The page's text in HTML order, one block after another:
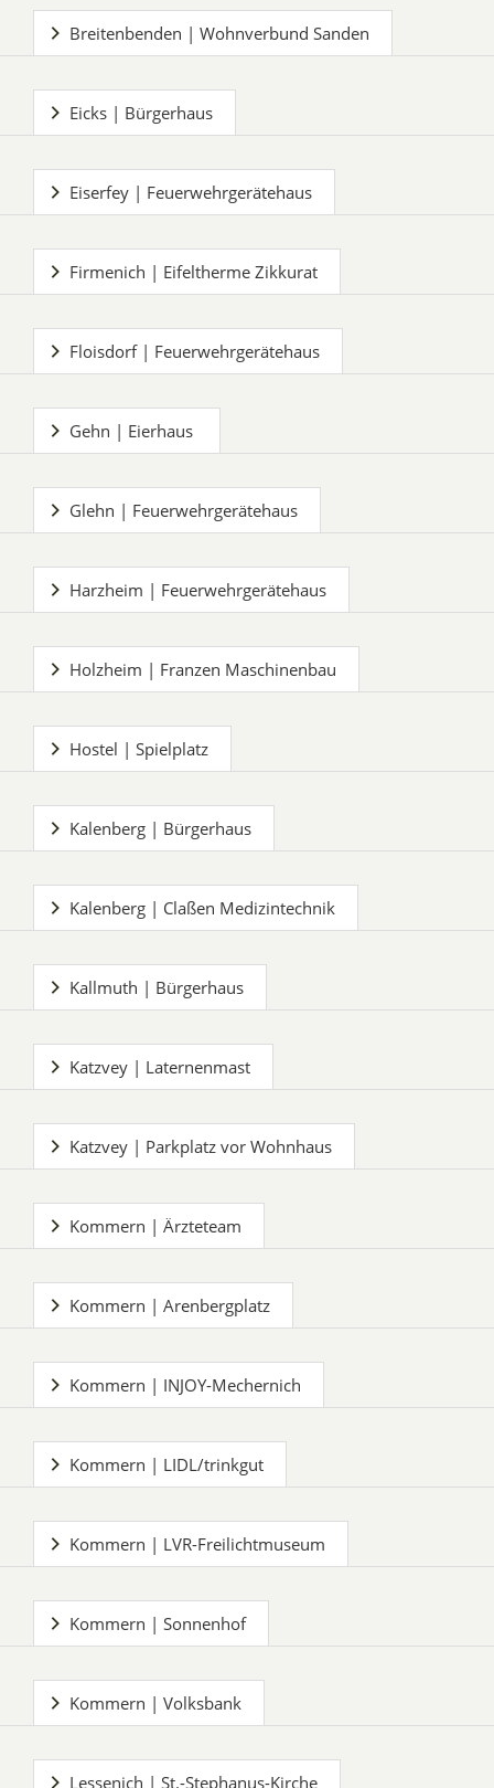
Breitenbenden | Wohnverbund Sanden
Eicks | Bürgerhaus
Eiserfey | Feuerwehrgerätehaus
Firmenich | Eifeltherme Zikkurat
Floisdorf | Feuerwehrgerätehaus
Gehn | Eierhaus
Glehn | Feuerwehrgerätehaus
Harzheim | Feuerwehrgerätehaus
Holzheim | Franzen Maschinenbau
Hostel | Spielplatz
Kalenberg | Bürgerhaus
Kalenberg | Claßen Medizintechnik
Kallmuth | Bürgerhaus
Katzvey | Laternenmast
Katzvey | Parkplatz vor Wohnhaus
Kommern | Ärzteteam
Kommern | Arenbergplatz
Kommern | INJOY-Mechernich
Kommern | LIDL/trinkgut
Kommern | LVR-Freilichtmuseum
Kommern | Sonnenhof
Kommern | Volksbank
Lessenich | St.-Stephanus-Kirche